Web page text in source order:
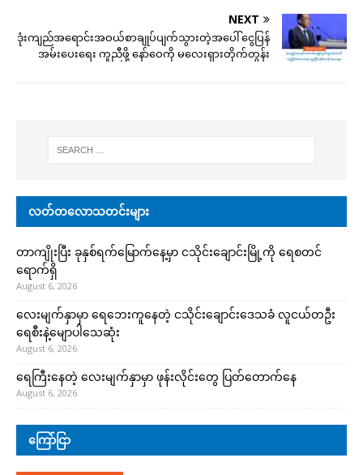
NEXT
ဒုံးကျည်အရောင်းအဝယ်စာချုပ်ပျက်သွားတဲ့အပေါ် ငွေပြန်
အမ်းပေးရေး ကူညီဖို့ နော်ဝေကို မလေးရှားတိုက်တွန်း
လတ်တလောသတင်းများ
တာကျိုးပြီး ခုနှစ်ရက်မြောက်နေ့မှာ ငသိုင်းချောင်းမြို့ကို ရေစတင်
ရောက်ရှိ
August 6, 2026
လေးမျက်နှာမှာ ရေဘေးကူနေတဲ့ ငသိုင်းချောင်းဒေသခံ လူငယ်တဦး
ရေစီးနဲ့မျောပါသေဆုံး
August 6, 2026
ရေကြီးနေတဲ့ လေးမျက်နှာမှာ ဖုန်းလိုင်းတွေ ပြတ်တောက်နေ
August 6, 2026
ကြော်ငြာ